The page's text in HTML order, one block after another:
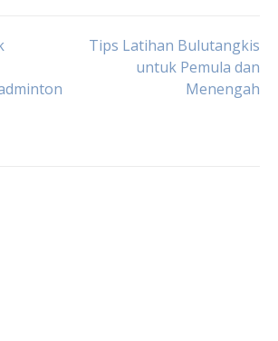
Tips Latihan Bulutangkis
untuk Pemula dan
Menengah